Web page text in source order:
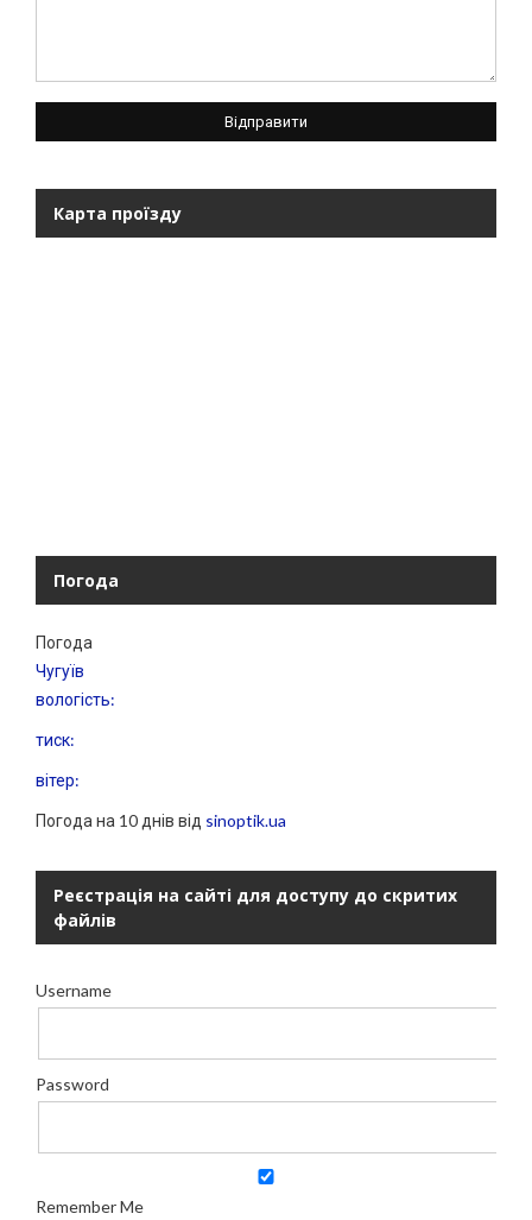
Карта проїзду
Погода
Погода
Чугуїв
вологість:
тиск:
вітер:
Погода на 10 днів від sinoptik.ua
Реєстрація на сайті для доступу до скритих
файлів
Username
Password
Remember Me